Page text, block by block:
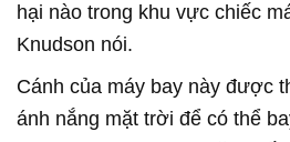
hại nào trong khu vực chiếc
Knudson nói.
Cánh của máy bay này được
ánh nắng mặt trời để có thể